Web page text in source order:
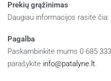
Prekių grąžinimas
Daugiau informacijos rasite čia:
Pagalba
Paskambinkite mums 0 685
parašykite info@patalyne.lt.